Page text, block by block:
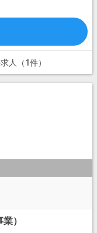
人（1件）
）